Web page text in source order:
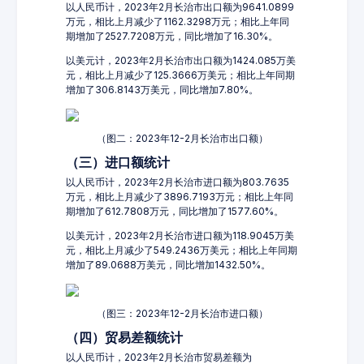
以人民币计，2023年2月长治市出口额为9641.0899
万元，相比上月减少了1162.3298万元；相比上年同
期增加了2527.7208万元，同比增加了16.30%。
以美元计，2023年2月长治市出口额为1424.085万美
元，相比上月减少了125.3666万美元；相比上年同期
增加了306.8143万美元，同比增加7.80%。
（图二：2023年12-2月长治市出口额）
（三）进口额统计
以人民币计，2023年2月长治市进口额为803.7635
万元，相比上月减少了3896.7193万元；相比上年同
期增加了612.7808万元，同比增加了1577.60%。
以美元计，2023年2月长治市进口额为118.9045万美
元，相比上月减少了549.2436万美元；相比上年同期
增加了89.0688万美元，同比增加1432.50%。
（图三：2023年12-2月长治市进口额）
（四）贸易差额统计
以人民币计，2023年2月长治市贸易差额为